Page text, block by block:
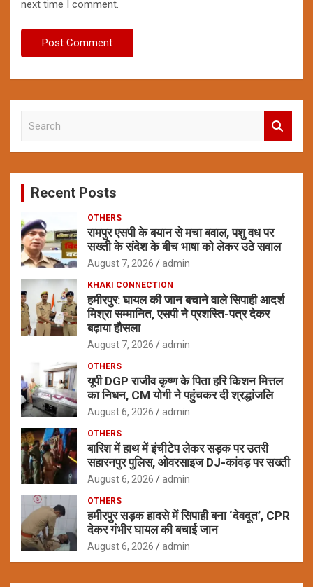
next time I comment.
c
Recent Posts
OTHERS
रामपुर एसपी के बयान से मचा बवाल, पशु वध पर
सख्ती के संदेश के बीच भाषा को लेकर उठे सवाल
August 7, 2026 admin
KHAKI CONNECTION
हमीरपुर: घायल की जान बचाने वाले सिपाही आदर्श
मिश्रा सम्मानित, एसपी ने प्रशस्ति-पत्र देकर
बढ़ाया हौसला
August 7, 2026 admin
OTHERS
यूपी DGP राजीव कृष्ण के पिता हरि किशन मित्तल
का निधन, CM योगी ने पहुंचकर दी श्रद्धांजलि
August 6, 2026 admin
OTHERS
बारिश में हाथ में इंचीटेप लेकर सड़क पर उतरी
सहारनपुर पुलिस, ओवरसाइज DJ-कांवड़ पर सख्ती
August 6, 2026 admin
OTHERS
हमीरपुर सड़क हादसे में सिपाही बना ‘देवदूत’, CPR
देकर गंभीर घायल की बचाई जान
August 6, 2026 admin